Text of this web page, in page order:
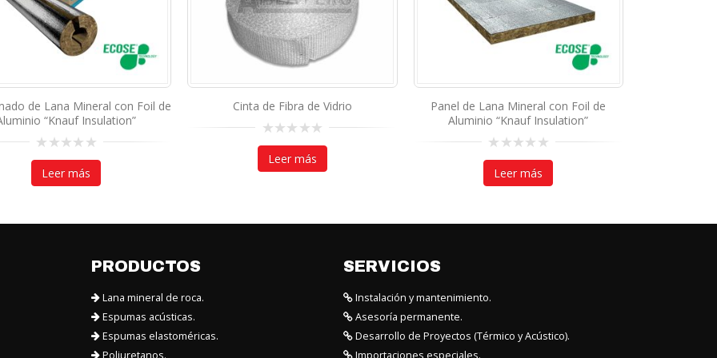
Cinta de Fibra de Vidrio
0
of
5
Leer más
Panel de Lana Mineral con Foil de
0
outLeer más
0
out
ofLeer más
PRODUCTOS
Lana mineral de roca.
Espumas acústicas.
Espumas elastoméricas.
SERVICIOS
Instalación y mantenimiento.
Asesoría permanente.
Desarrollo de Proyectos (Térmico y Acústico).